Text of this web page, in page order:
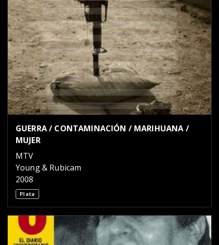
GUERRA / CONTAMINACIÓN / MARIHUANA /
MUJER
MTV
Young & Rubicam
2008
Plata